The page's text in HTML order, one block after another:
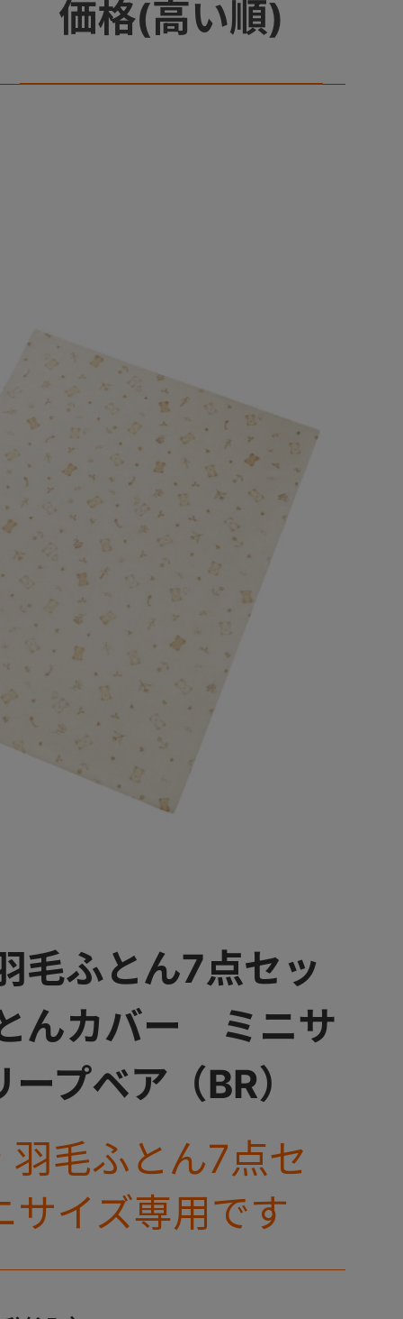
価格(高い順)
毛ふとん7点セッ
んカバー ミニサ
プベア（BR）
毛ふとん7点セ
イズ専用です